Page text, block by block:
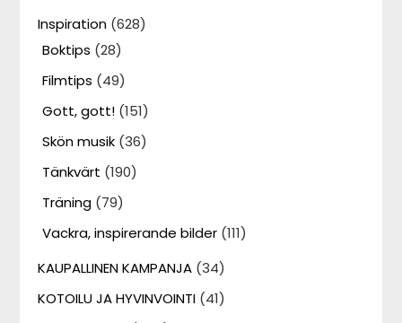
Inspiration (628)
Boktips (28)
Filmtips (49)
Gott, gott! (151)
Skön musik (36)
Tänkvärt (190)
Träning (79)
Vackra, inspirerande bilder (111)
KAUPALLINEN KAMPANJA (34)
KOTOILU JA HYVINVOINTI (41)